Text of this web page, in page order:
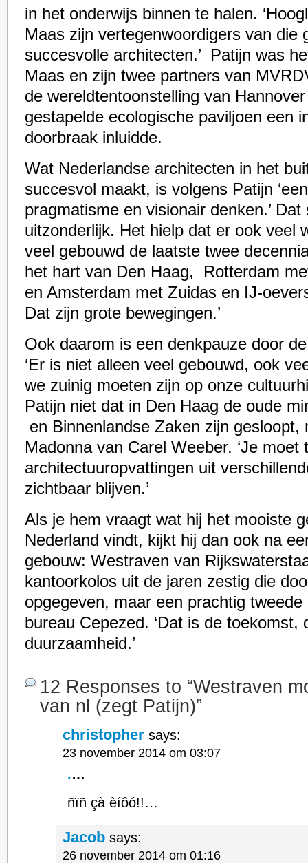
in het onderwijs binnen te halen.
Maas zijn vertegenwoordigers van die
succesvolle architecten.’ Patijn was
Maas en zijn twee partners van
de wereldtentoonstelling van
gestapelde ecologische paviljoen een
doorbraak inluidde.
Wat Nederlandse architecten in het
succesvol maakt, is volgens Patijn
pragmatisme en visionair denken.’
uitzonderlijk. Het hielp dat er ook veel
veel gebouwd de laatste twee
het hart van Den Haag, Rotterdam
en Amsterdam met Zuidas en IJ-
Dat zijn grote bewegingen.’
Ook daarom is een denkpauze door
‘Er is niet alleen veel gebouwd, ook
we zuinig moeten zijn op onze
Patijn niet dat in Den Haag de oude
en Binnenlandse Zaken zijn gesloopt,
Madonna van Carel Weeber. ‘Je moet
architectuuropvattingen uit
zichtbaar blijven.’
Als je hem vraagt wat hij het mooiste
Nederland vindt, kijkt hij dan ook na
gebouw: Westraven van
kantoorkolos uit de jaren zestig die
opgegeven, maar een prachtig
bureau Cepezed. ‘Dat is de toekomst,
duurzaamheid.’
12 Responses to “Westraven
van nl (zegt Patijn)”
christopher says:
23 november 2014 om 03:07
.…
ñïñ çà èíôó!!…
Jacob says:
26 november 2014 om 01:16